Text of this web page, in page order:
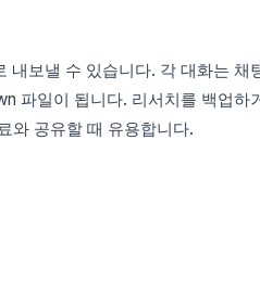
보낼 수 있습니다. 각 대화는 채
파일이 됩니다. 리서치를 백업하
와 공유할 때 유용합니다.